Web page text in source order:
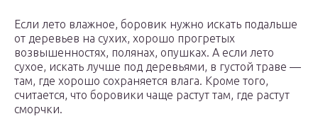
Если лето влажное, боровик нужно искать подальше
от деревьев на сухих, хорошо прогретых
возвышенностях, полянах, опушках. А если лето
сухое, искать лучше под деревьями, в густой траве —
там, где хорошо сохраняется влага. Кроме того,
считается, что боровики чаще растут там, где растут
сморчки.